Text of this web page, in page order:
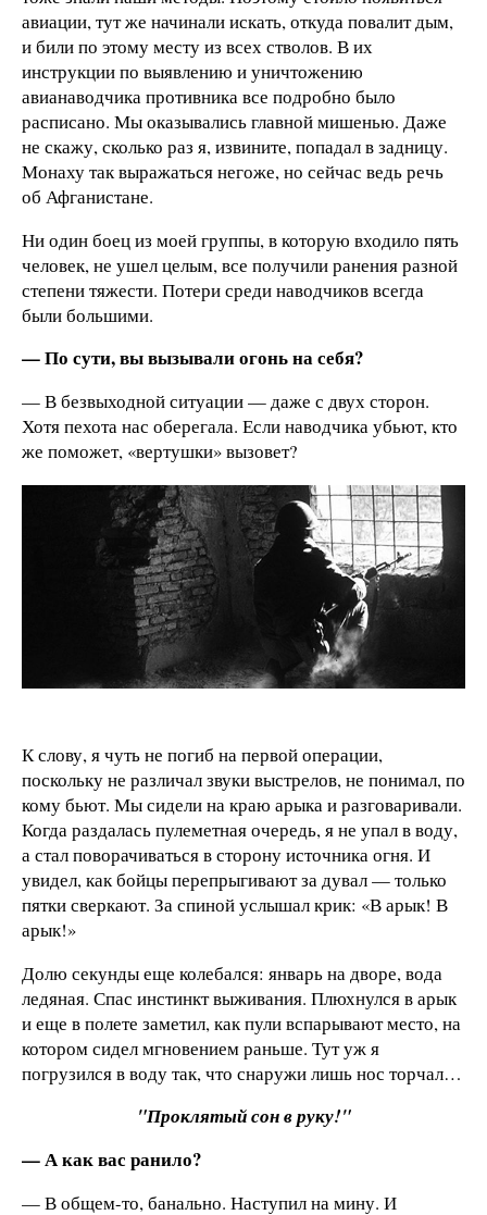
авиации, тут же начинали искать, откуда повалит дым,
и били по этому месту из всех стволов. В их
инструкции по выявлению и уничтожению
авианаводчика противника все подробно было
расписано. Мы оказывались главной мишенью. Даже
не скажу, сколько раз я, извините, попадал в задницу.
Монаху так выражаться негоже, но сейчас ведь речь
об Афганистане.
Ни один боец из моей группы, в которую входило пять
человек, не ушел целым, все получили ранения разной
степени тяжести. Потери среди наводчиков всегда
были большими.
— По сути, вы вызывали огонь на себя?
— В безвыходной ситуации — даже с двух сторон.
Хотя пехота нас оберегала. Если наводчика убьют, кто
же поможет, «вертушки» вызовет?
К слову, я чуть не погиб на первой операции,
поскольку не различал звуки выстрелов, не понимал, по
кому бьют. Мы сидели на краю арыка и разговаривали.
Когда раздалась пулеметная очередь, я не упал в воду,
а стал поворачиваться в сторону источника огня. И
увидел, как бойцы перепрыгивают за дувал — только
пятки сверкают. За спиной услышал крик: «В арык! В
арык!»
Долю секунды еще колебался: январь на дворе, вода
ледяная. Спас инстинкт выживания. Плюхнулся в арык
и еще в полете заметил, как пули вспарывают место, на
котором сидел мгновением раньше. Тут уж я
погрузился в воду так, что снаружи лишь нос торчал…
"Проклятый сон в руку!"
— А как вас ранило?
— В общем-то, банально. Наступил на мину. И